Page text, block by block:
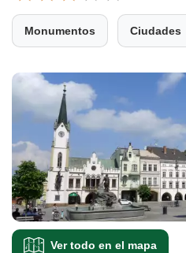
Monumentos Ciudades
Ver todo en el mapa